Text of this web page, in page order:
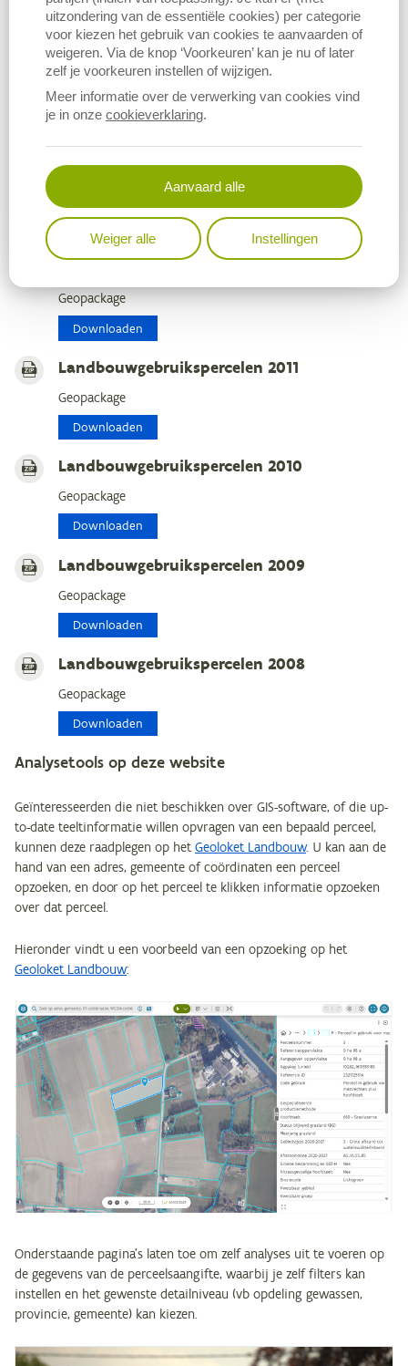
Downloaden
Landbouwgebruikspercelen 2014
Geopackage
Landbouwgebruikspercelen 2013
Geopackage
Downloaden
Landbouwgebruikspercelen 2011
Geopackage
Downloaden
Landbouwgebruikspercelen 2010
Geopackage
Downloaden
Landbouwgebruikspercelen 2009
Geopackage
Downloaden
Landbouwgebruikspercelen 2008
Geopackage
Downloaden
Analysetools op deze website
Geïnteresseerden die niet beschikken over GIS-software, of die up-
to-date teeltinformatie willen opvragen van een bepaald perceel,
kunnen deze raadplegen op hetGeoloket Landbouw. U kan aan de
hand van een adres, gemeente of coördinaten een perceel
opzoeken, en door op het perceel te klikken informatie opzoeken
over dat perceel.
Hieronder vindt u een voorbeeld van een opzoeking op het
Geoloket Landbouw:
Onderstaande pagina's laten toe om zelf analyses uit te voeren op
de gegevens van de perceelsaangifte, waarbij je zelf filters kan
instellen en het gewenste detailniveau (vb opdeling gewassen,
provincie, gemeente) kan kiezen.
uitzondering van de essentiële cookies) per categorie
voor kiezen het gebruik van cookies te aanvaarden of
weigeren. Via de knop ‘Voorkeuren’ kan je nu of later
zelf je voorkeuren instellen of wijzigen.
Meer informatie over de verwerking van cookies vind
je in onze cookieverklaring.
Aanvaard alle
Weiger alle Instellingen